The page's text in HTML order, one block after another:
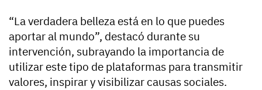
“La verdadera belleza está en lo que puedes
aportar al mundo”, destacó durante su
intervención, subrayando la importancia de
utilizar este tipo de plataformas para transmitir
valores, inspirar y visibilizar causas sociales.